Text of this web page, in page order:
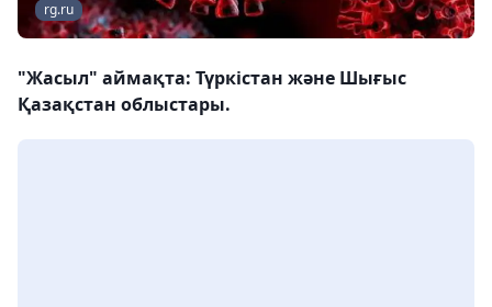
rg.ru
"Жасыл" аймақта: Түркістан және Шығыс
Қазақстан облыстары.